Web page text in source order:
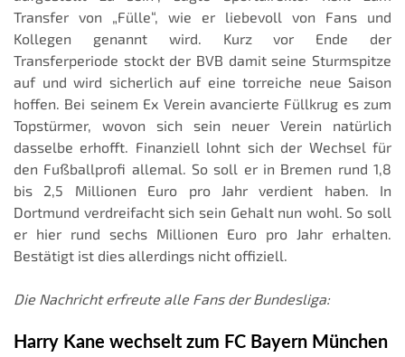
Transfer von „Fülle“, wie er liebevoll von Fans und
Kollegen genannt wird. Kurz vor Ende der
Transferperiode stockt der BVB damit seine Sturmspitze
auf und wird sicherlich auf eine torreiche neue Saison
hoffen. Bei seinem Ex Verein avancierte Füllkrug es zum
Topstürmer, wovon sich sein neuer Verein natürlich
dasselbe erhofft. Finanziell lohnt sich der Wechsel für
den Fußballprofi allemal. So soll er in Bremen rund 1,8
bis 2,5 Millionen Euro pro Jahr verdient haben. In
Dortmund verdreifacht sich sein Gehalt nun wohl. So soll
er hier rund sechs Millionen Euro pro Jahr erhalten.
Bestätigt ist dies allerdings nicht offiziell.
Die Nachricht erfreute alle Fans der Bundesliga:
Harry Kane wechselt zum FC Bayern München